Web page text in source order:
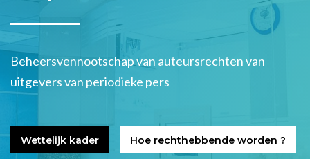
Beheersvennootschap van auteursrechten van
uitgevers van periodieke pers
Wettelijk kader Hoe rechthebbende worden ?